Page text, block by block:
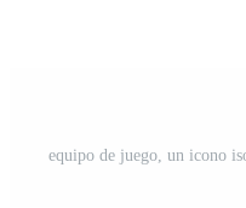
equipo de juego, un icono